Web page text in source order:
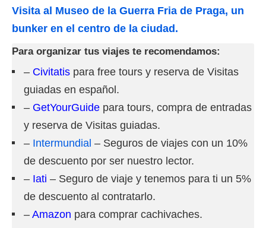
Visita al Museo de la Guerra Fria de Praga, un
bunker en el centro de la ciudad.
Para organizar tus viajes te recomendamos:
– Civitatis para free tours y reserva de Visitas
guiadas en español.
– GetYourGuide para tours, compra de entradas
y reserva de Visitas guiadas.
– Intermundial – Seguros de viajes con un 10%
de descuento por ser nuestro lector.
– Iati – Seguro de viaje y tenemos para ti un 5%
de descuento al contratarlo.
– Amazon para comprar cachivaches.